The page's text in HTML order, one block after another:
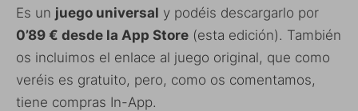
Es un juego universal y podéis descargarlo por
0’89 € desde la App Store (esta edición). También
os incluimos el enlace al juego original, que como
veréis es gratuito, pero, como os comentamos,
tiene compras In-App.